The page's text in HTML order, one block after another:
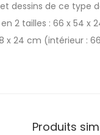
dessins de ce type
2 tailles : 66 x 54
x 24 cm (intérieur :
Produits